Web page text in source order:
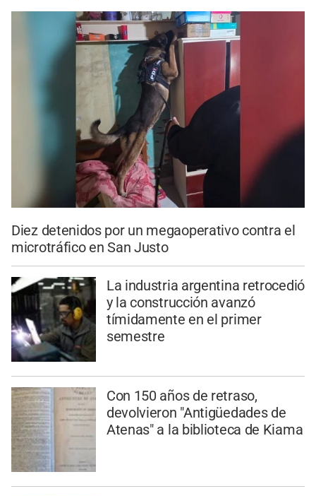
Diez detenidos por un megaoperativo contra el
microtráfico en San Justo
La industria argentina retrocedió
y la construcción avanzó
tímidamente en el primer
semestre
Con 150 años de retraso,
devolvieron "Antigüedades de
Atenas" a la biblioteca de Kiama